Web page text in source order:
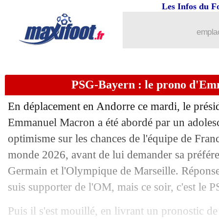
Les Infos du
PSG-Bayern : le prono
En déplacement en Andorre ce mardi, le
Emmanuel Macron a été abordé par un
optimisme sur les chances de l'équipe de
monde 2026, avant de lui demander sa
Germain et l'Olympique de Marseille.
suis supporter de l'OM, mais ce soir, c'est le
Puis il s'est mouillé, en livrant un pronostic
: le message du CUP avant le
28/04 Naples: deux pistes pour l'après-
28/04 PFC: Nottingham Forest veut chiper
28/04 Man Utd: Cunha demande à
28/04 Atletico : Simeone et les rumeurs sur
28/04 Man Utd: l'après-Amorim, Maguire
PSG : le message du maire avant le